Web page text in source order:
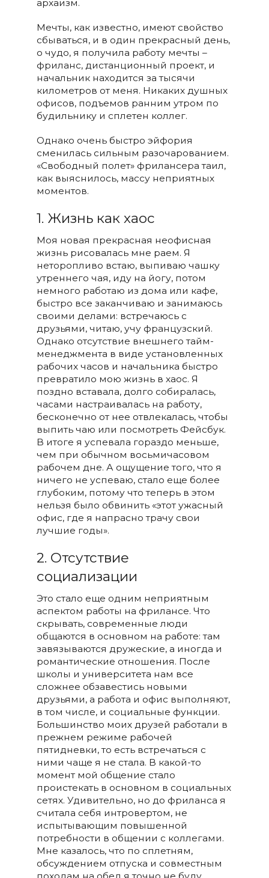
архаизм.
Мечты, как известно, имеют свойство
сбываться, и в один прекрасный день,
о чудо, я получила работу мечты –
фриланс, дистанционный проект, и
начальник находится за тысячи
километров от меня. Никаких душных
офисов, подъемов ранним утром по
будильнику и сплетен коллег.
Однако очень быстро эйфория
сменилась сильным разочарованием.
«Свободный полет» фрилансера таил,
как выяснилось, массу неприятных
моментов.
1. Жизнь как хаос
Моя новая прекрасная неофисная
жизнь рисовалась мне раем. Я
неторопливо встаю, выпиваю чашку
утреннего чая, иду на йогу, потом
немного работаю из дома или кафе,
быстро все заканчиваю и занимаюсь
своими делами: встречаюсь с
друзьями, читаю, учу французский.
Однако отсутствие внешнего тайм-
менеджмента в виде установленных
рабочих часов и начальника быстро
превратило мою жизнь в хаос. Я
поздно вставала, долго собиралась,
часами настраивалась на работу,
бесконечно от нее отвлекалась, чтобы
выпить чаю или посмотреть Фейсбук.
В итоге я успевала гораздо меньше,
чем при обычном восьмичасовом
рабочем дне. А ощущение того, что я
ничего не успеваю, стало еще более
глубоким, потому что теперь в этом
нельзя было обвинить «этот ужасный
офис, где я напрасно трачу свои
лучшие годы».
2. Отсутствие
социализации
Это стало еще одним неприятным
аспектом работы на фрилансе. Что
скрывать, современные люди
общаются в основном на работе: там
завязываются дружеские, а иногда и
романтические отношения. После
школы и университета нам все
сложнее обзавестись новыми
друзьями, а работа и офис выполняют,
в том числе, и социальные функции.
Большинство моих друзей работали в
прежнем режиме рабочей
пятидневки, то есть встречаться с
ними чаще я не стала. В какой-то
момент мой общение стало
проистекать в основном в социальных
сетях. Удивительно, но до фриланса я
считала себя интровертом, не
испытывающим повышенной
потребности в общении с коллегами.
Мне казалось, что по сплетням,
обсуждением отпуска и совместным